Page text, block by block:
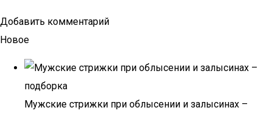
Добавить комментарий
Новое
Мужские стрижки при облысении и залысинах –